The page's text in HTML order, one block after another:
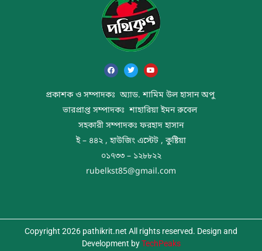
প্রকাশক ও সম্পাদকঃ অ্যাড. শামিম উল হাসান অপু
ভারপ্রাপ্ত সম্পাদকঃ শাহারিয়া ইমন রুবেল
সহকারী সম্পাদকঃ ফরহাদ হাসান
ই – ৪৪২ , হাউজিং এস্টেট , কুষ্টিয়া
০১৭৩৩ – ১২৮৮২২
rubelkst85@gmail.com
Copyright 2026 pathikrit.net All rights reserved. Design and
Development byTechPeaks